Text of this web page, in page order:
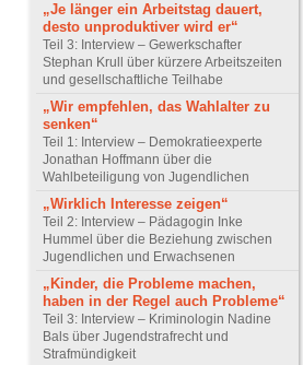
„Je länger ein Arbeitstag dauert,
desto unproduktiver wird er“
Teil 3: Interview – Gewerkschafter
Stephan Krull über kürzere Arbeitszeiten
und gesellschaftliche Teilhabe
„Wir empfehlen, das Wahlalter zu
senken“
Teil 1: Interview – Demokratieexperte
Jonathan Hoffmann über die
Wahlbeteiligung von Jugendlichen
„Wirklich Interesse zeigen“
Teil 2: Interview – Pädagogin Inke
Hummel über die Beziehung zwischen
Jugendlichen und Erwachsenen
„Kinder, die Probleme machen,
haben in der Regel auch Probleme“
Teil 3: Interview – Kriminologin Nadine
Bals über Jugendstrafrecht und
Strafmündigkeit